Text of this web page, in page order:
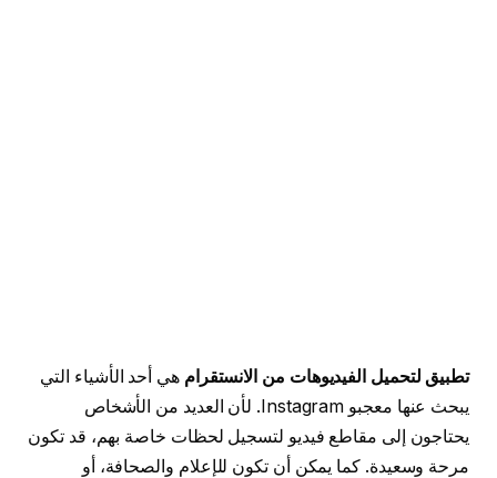
تطبيق لتحميل الفيديوهات من الانستقرامهي أحد الأشياء التي
يبحث عنها معجبو Instagram. لأن العديد من الأشخاص
يحتاجون إلى مقاطع فيديو لتسجيل لحظات خاصة بهم، قد تكون
مرحة وسعيدة. كما يمكن أن تكون للإعلام والصحافة، أو